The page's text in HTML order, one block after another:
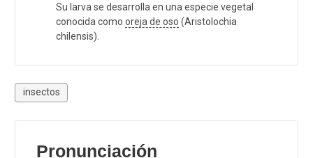
Su larva se desarrolla en una especie vegetal
conocida como oreja de oso (Aristolochia
chilensis).
insectos
Pronunciación